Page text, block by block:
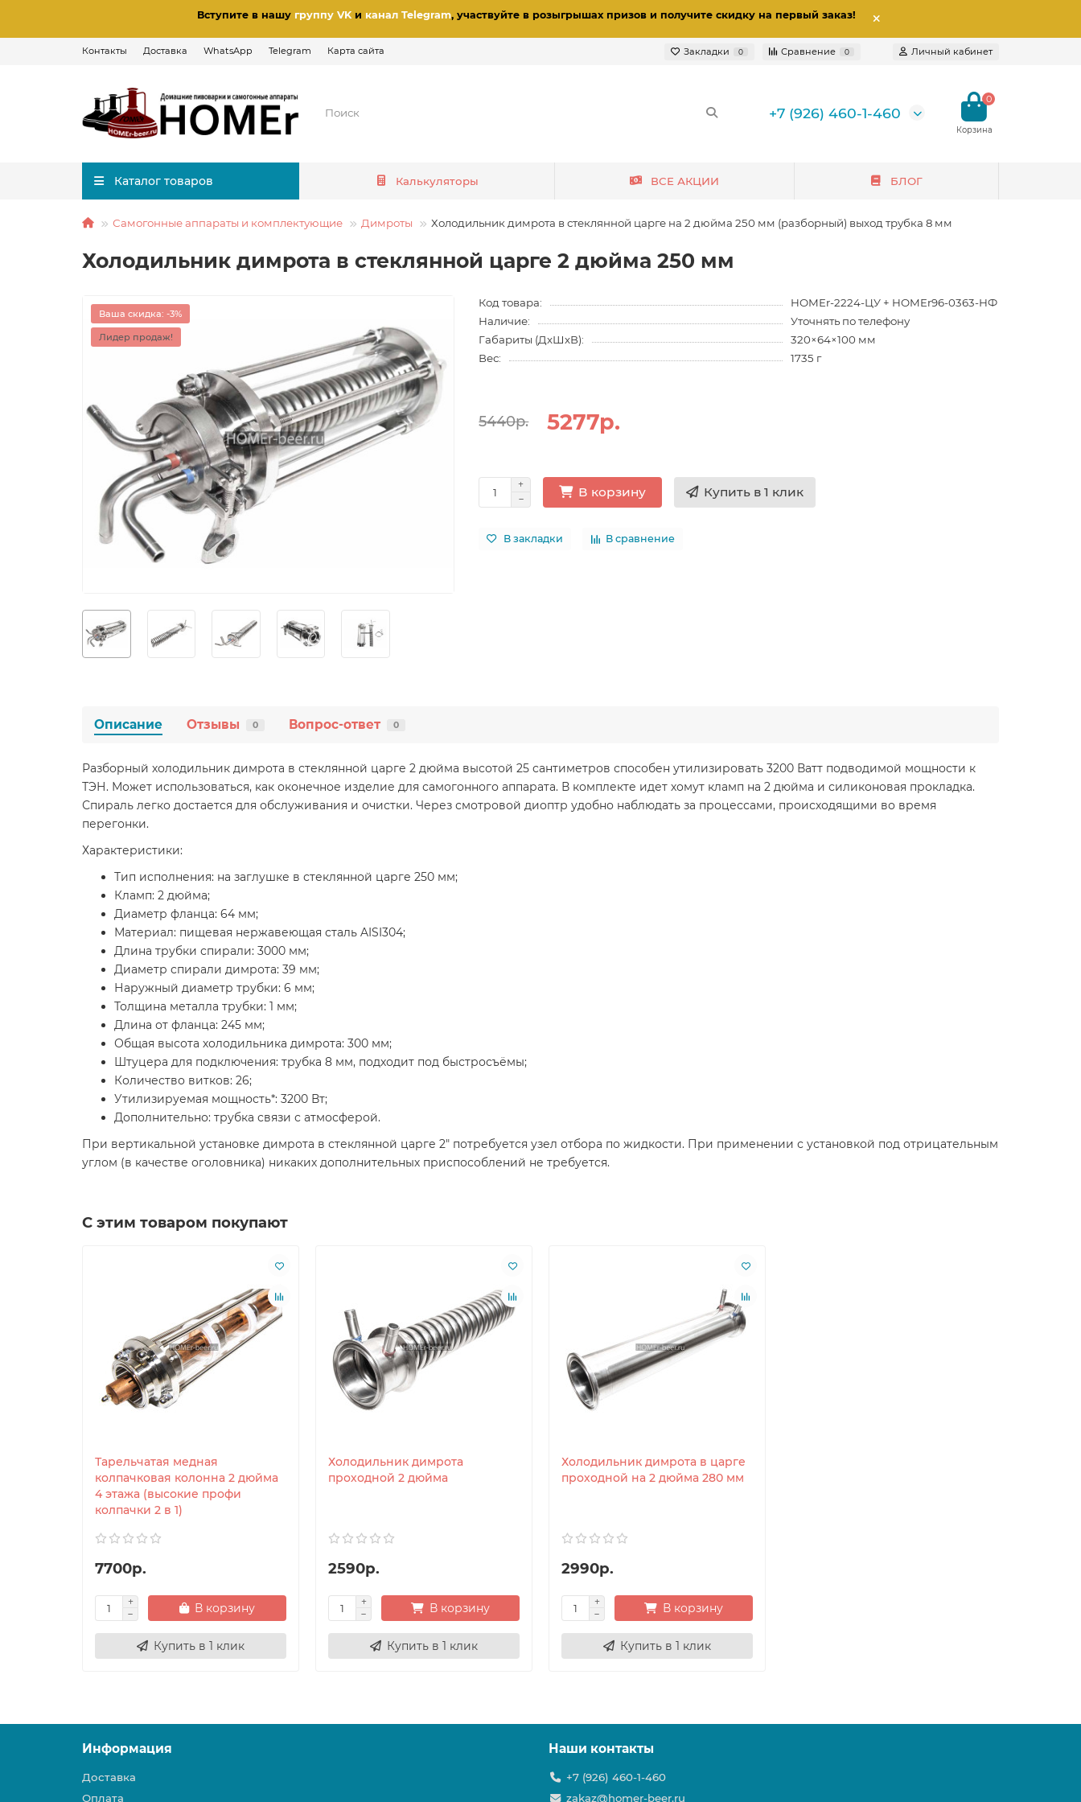
Вступите в нашу группу VKи канал Telegram, участвуйте в розыгрышах призов и получите скидку на первый заказ!
Контакты Доставка WhatsApp Telegram Карта сайта Закладки 0 Сравнение 0 Личный кабинет
+7 (926) 460-1-460
0
Каталог товаров Калькуляторы ВСЕ АКЦИИ БЛОГ
Самогонные аппараты и комплектующие Димроты Холодильник димрота в стеклянной царге на 2 дюйма 250 мм (разборный) выход трубка 8 мм
Холодильник димрота в стеклянной царге 2 дюйма 250 мм
Ваша скидка: -3%
Лидер продаж!
Код товара:
HOMEr-2224-ЦУ + HOMEr96-0363-НФ
Наличие:
Уточнять по телефону
Габариты (ДхШхВ):
320×64×100 мм
Вес:
1735 г
5440р. 5277р.
В корзину Купить в 1 клик
В закладки В сравнение
Описание Отзывы 0 Вопрос-ответ 0
Разборный холодильник димрота в стеклянной царге 2 дюйма высотой 25 сантиметров способен утилизировать 3200 Ватт подводимой мощности к
ТЭН. Может использоваться, как оконечное изделие для самогонного аппарата. В комплекте идет хомут кламп на 2 дюйма и силиконовая прокладка.
Спираль легко достается для обслуживания и очистки. Через смотровой диоптр удобно наблюдать за процессами, происходящими во время
перегонки.
Характеристики:
Тип исполнения: на заглушке в стеклянной царге 250 мм;
Кламп: 2 дюйма;
Диаметр фланца: 64 мм;
Материал: пищевая нержавеющая сталь AISI304;
Длина трубки спирали: 3000 мм;
Диаметр спирали димрота: 39 мм;
Наружный диаметр трубки: 6 мм;
Толщина металла трубки: 1 мм;
Длина от фланца: 245 мм;
Общая высота холодильника димрота: 300 мм;
Штуцера для подключения: трубка 8 мм, подходит под быстросъёмы;
Количество витков: 26;
Утилизируемая мощность*: 3200 Вт;
Дополнительно: трубка связи с атмосферой.
При вертикальной установке димрота в стеклянной царге 2" потребуется узел отбора по жидкости. При применении с установкой под отрицательным
углом (в качестве оголовника) никаких дополнительных приспособлений не требуется.
С этим товаром покупают
Тарельчатая медная
колпачковая колонна 2 дюйма
4 этажа (высокие профи
колпачки 2 в 1)
7700р.
В корзину
Купить в 1 клик
Холодильник димрота
проходной 2 дюйма
2590р.
В корзину
Купить в 1 клик
Холодильник димрота в царге
проходной на 2 дюйма 280 мм
2990р.
В корзину
Купить в 1 клик
Информация
Доставка
Оплата
Наши контакты
+7 (926) 460-1-460
zakaz@homer-beer.ru